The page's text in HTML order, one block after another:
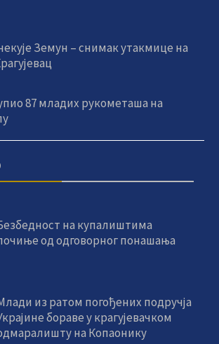
Земун – снимак утакмице на
87 младих рукометаша на
на купалиштима
од одговорног понашања
из ратом погођених подручја
бораве у крагујевачком
на Копаонику